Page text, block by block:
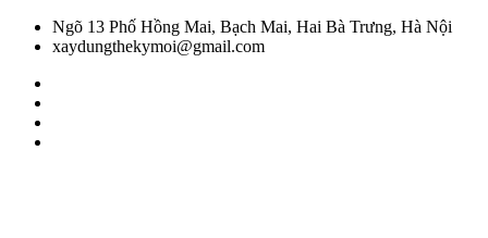
Ngõ 13 Phố Hồng Mai, Bạch Mai, Hai Bà Trưng, Hà Nội
xaydungthekymoi@gmail.com